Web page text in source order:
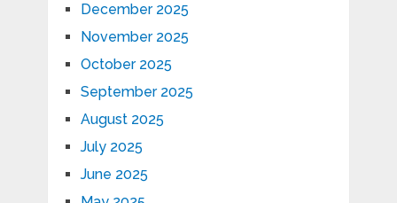
December 2025
November 2025
October 2025
September 2025
August 2025
July 2025
June 2025